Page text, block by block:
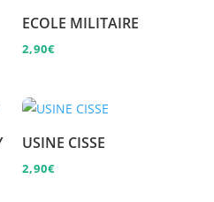
ECOLE MILITAIRE
2,90€
USINE CISSE
2,90€